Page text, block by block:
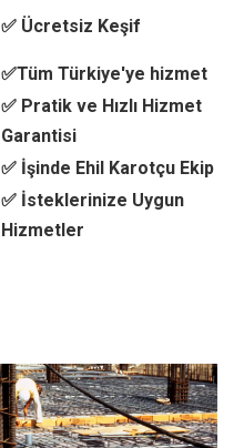
✅ Ücretsiz Keşif
✅Tüm Türkiye'ye hizmet
✅ Pratik ve Hızlı Hizmet
Garantisi
✅ İşinde Ehil Karotçu Ekip
✅ İsteklerinize Uygun
Hizmetler